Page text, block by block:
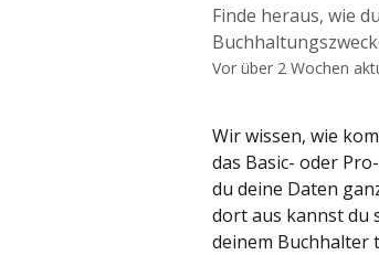
Finde heraus, wie
Vor über 2 Wochen
Wir wissen, wie
das Basic- oder
du deine Daten
dort aus kannst du
deinem Buchhalter